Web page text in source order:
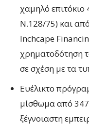
χαμηλό επιτόκιο
Ν.128/75) και
Inchcape
χρηματοδότηση
σε σχέση με τα
Ευέλικτο
μίσθωμα από
ξέγνοιαστη